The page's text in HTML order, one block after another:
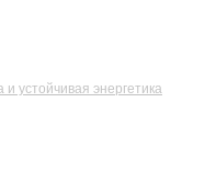
устойчивая энергетика